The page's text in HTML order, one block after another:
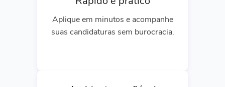
Aplique em minutos e acompanhe
suas candidaturas sem burocracia.